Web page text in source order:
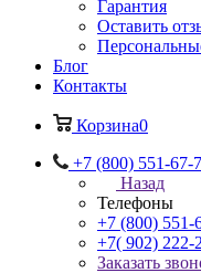
Гарантия
Оставить
Блог
Контакты
Корзина0
+7 (800) 551-67-
Назад
Телефоны
+7 (800) 551-
+7( 902) 222-
Заказать